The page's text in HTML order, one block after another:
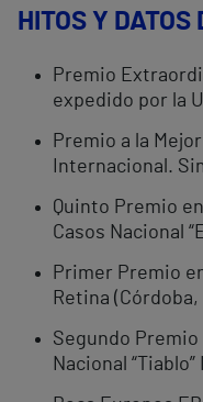
HITOS Y
Premio
expedido por la
Premio a la
Internacional.
Quinto Premio
Casos Nacional
Primer Premio
Retina
Segundo Premio
Nacional